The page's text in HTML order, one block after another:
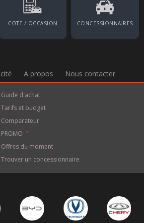
COTE / OCCASION CONCESSIONNAIRES
A propos Nous contacter
Guide d'achat
Tarifs et budget
Comparateur
PROMO
*
Offres du moment
Trouver un concessionnaire